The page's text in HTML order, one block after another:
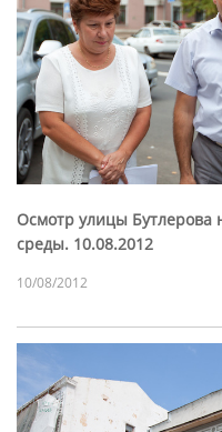
Осмотр улицы Бутлерова
среды. 10.08.2012
10/08/2012